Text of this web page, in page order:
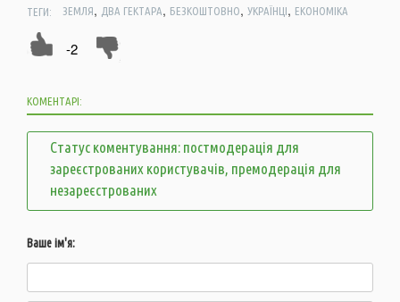
ТЕГИ: ЗЕМЛЯ, ДВА ГЕКТАРА, БЕЗКОШТОВНО, УКРАЇНЦІ, ЕКОНОМІКА
-2
КОМЕНТАРІ:
Статус коментування: постмодерація для
зареєстрованих користувачів, премодерація для
незареєстрованих
Ваше ім'я: